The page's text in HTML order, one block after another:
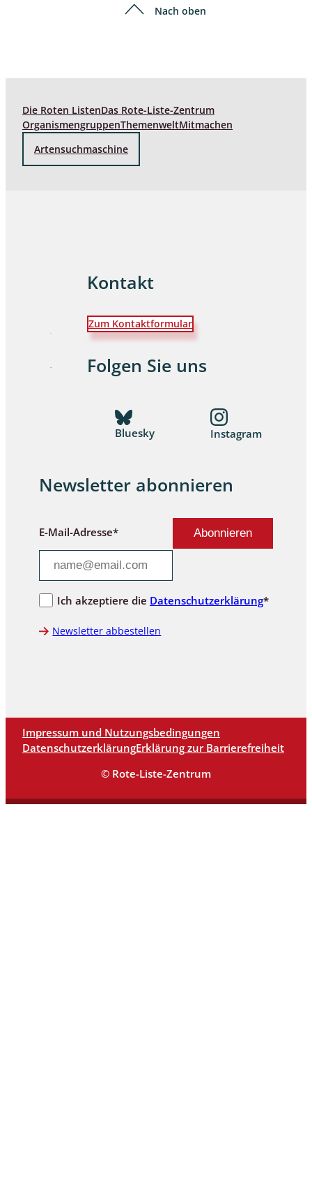
Nach oben
Die Roten ListenDas Rote-Liste-Zentrum
OrganismengruppenThemenweltMitmachen
Artensuchmaschine
Kontakt
Zum Kontaktformular
Folgen Sie uns
Bluesky Instagram
Newsletter abonnieren
E-Mail-Adresse*
Ich akzeptiere die Datenschutzerklärung*
Newsletter abbestellen
Impressum und Nutzungsbedingungen
DatenschutzerklärungErklärung zur Barrierefreiheit
© Rote-Liste-Zentrum